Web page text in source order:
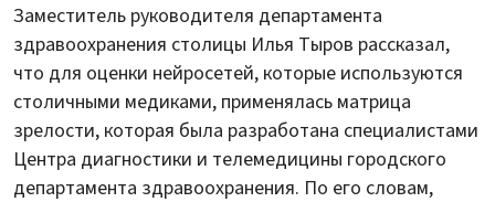
Заместитель руководителя департамента
здравоохранения столицы Илья Тыров рассказал,
что для оценки нейросетей, которые используются
столичными медиками, применялась матрица
зрелости, которая была разработана специалистами
Центра диагностики и телемедицины городского
департамента здравоохранения. По его словам,